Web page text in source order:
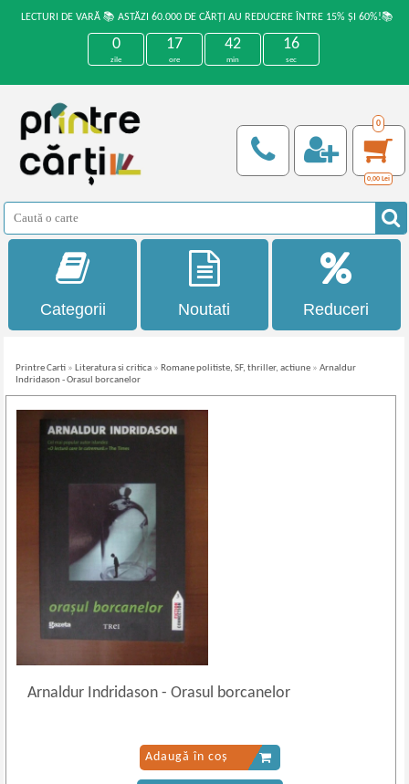
LECTURI DE VARĂ 📚 ASTĂZI 60.000 DE CĂRȚI AU REDUCERE ÎNTRE 15% ȘI 60%!📚
0
zile
17
ore
42
min
15
sec
0
0,00 Lei
Categorii Noutati Reduceri
Printre Carti » Literatura si critica » Romane politiste, SF, thriller, actiune »Arnaldur
Indridason - Orasul borcanelor
Arnaldur Indridason- Orasul borcanelor
Adaugă în coș